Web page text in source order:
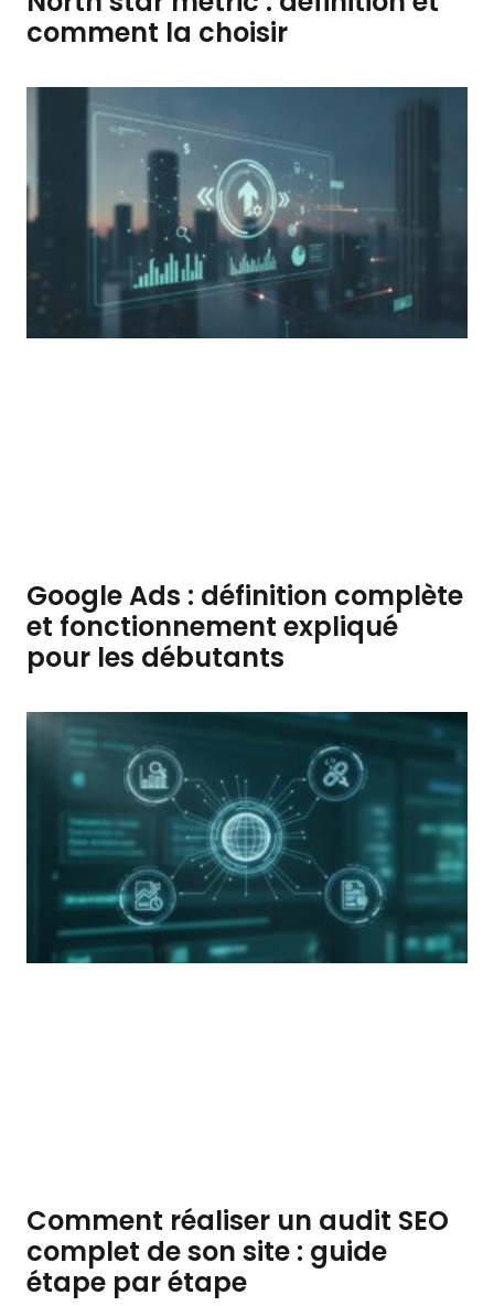
comment la choisir
Google Ads : définition complète
et fonctionnement expliqué
pour les débutants
Comment réaliser un audit SEO
complet de son site : guide
étape par étape